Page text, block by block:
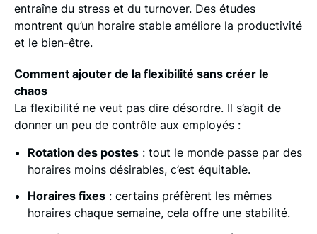
entraîne du stress et du turnover. Des études
montrent qu’un horaire stable améliore la productivité
et le bien-être.
Comment ajouter de la flexibilité sans créer le
chaos
La flexibilité ne veut pas dire désordre. Il s’agit de
donner un peu de contrôle aux employés :
Rotation des postes : tout le monde passe par des
horaires moins désirables, c’est équitable.
Horaires fixes : certains préfèrent les mêmes
horaires chaque semaine, cela offre une stabilité.